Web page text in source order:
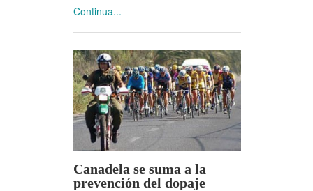
Continua...
Canadela se suma a la
prevención del dopaje